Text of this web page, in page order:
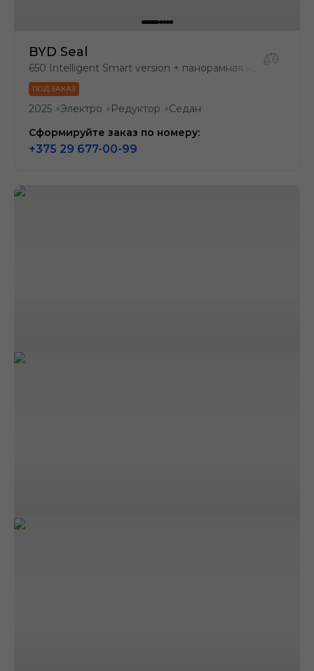
BYD Seal
650 Intelligent Smart version + панорамная крыша с
ПОД ЗАКАЗ
2025 ●Электро ● Редуктор ●Седан
Сформируйте заказ по номеру:
+375 29 677-00-99